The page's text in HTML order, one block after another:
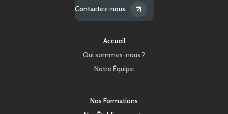
Contactez-nous
Accueil
Qui sommes-nous ?
Notre Équipe
Nos Formations